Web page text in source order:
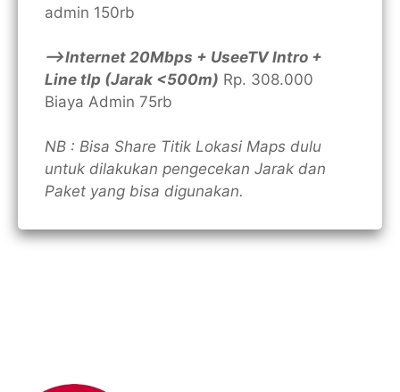
admin 150rb
—>Internet 20Mbps + UseeTV Intro +
Line tlp (Jarak <500m) Rp. 308.000
Biaya Admin 75rb
NB : Bisa Share Titik Lokasi Maps dulu
untuk dilakukan pengecekan Jarak dan
Paket yang bisa digunakan.